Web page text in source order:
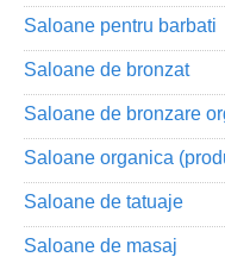
Saloane pentru barbati
Saloane de bronzat
Saloane de bronzare
Saloane organica
Saloane de tatuaje
Saloane de masaj